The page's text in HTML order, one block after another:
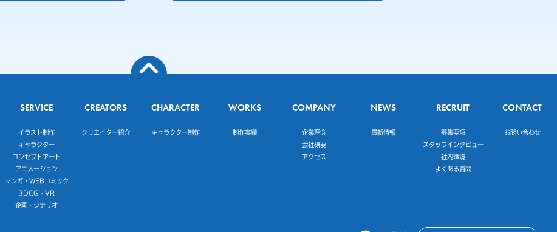
SERVICE
イラスト制作
キャラクター
コンセプトアート
アニメーション
マンガ・WEBコミック
3DCG・VR
企画・シナリオ
CREATORS
クリエイター紹介
CHARACTER
キャラクター制作
WORKS
制作実績
COMPANY
企業理念
会社概要
アクセス
NEWS
最新情報
RECRUIT
募集要項
スタッフインタビュー
社内環境
よくある質問
CONTACT
お問い合わせ